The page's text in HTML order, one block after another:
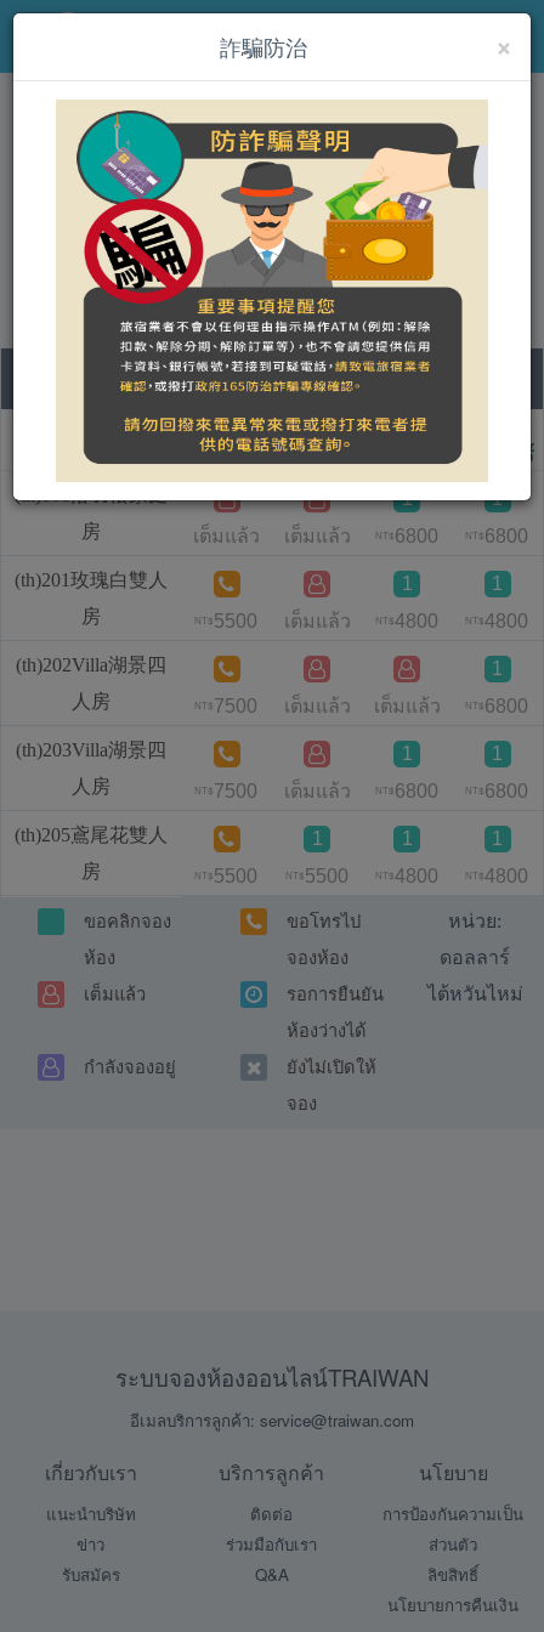
MENU
(th)雲山水VillaHome民宿
營登名稱：雲山水民宿
統一編號：34949947
合法民宿 花蓮縣863號
ชื่อแบบห้อง
(th)101落羽松家庭
房
(th)201玫瑰白雙人
房
(th)202Villa湖景四
人房
(th)203Villa湖景四
人房
(th)205鳶尾花雙人
房
07
วันศุกร์
08
วันเสาร์
09
วันจันทร์
เต็มแล้ว เต็มแล้ว
1
NT$ 6800
1
NT$ 6800
NT$ 5500 เต็มแล้ว
1
NT$4800
1
NT$4800
NT$ 7500 เต็มแล้ว เต็มแล้ว
1
NT$ 6800
NT$ 7500 เต็มแล้ว
1
NT$ 6800
1
NT$ 6800
NT$ 5500
1
NT$ 5500
1
NT$4800
1
NT$4800
ขอคลิกจอง
ห้อง
ขอโทรไป
จองห้อง
เต็มแล้ว
รอการยืนยัน
ห้องว่างได้
กำลังจองอยู่
ยังไม่เปิดให้
จอง
หน่วย:
ดอลลาร์
ไต้หวันไหม่
×
詐騙防治
ระบบจองห้องออนไลน์TRAIWAN
อีเมลบริการลูกค้า: service@traiwan.com
เกี่ยวกับเรา
แนะนำบริษัท
ข่าว
รับสมัคร
บริการลูกค้า
ติดต่อ
ร่วมมือกับเรา
Q&A
นโยบาย
การป้องกันความเป็น
ส่วนตัว
ลิขสิทธิ์
นโยบายการคืนเงิน